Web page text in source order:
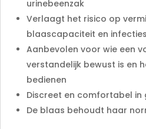
urinebeenzak
Verlaagt het risico op
blaascapaciteit en infecties
Aanbevolen voor wie een
verstandelijk bewust is en
bedienen
Discreet en comfortabel in
De blaas behoudt haar